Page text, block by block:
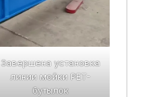
Завершена установка
линии мойки PET-
бутылок